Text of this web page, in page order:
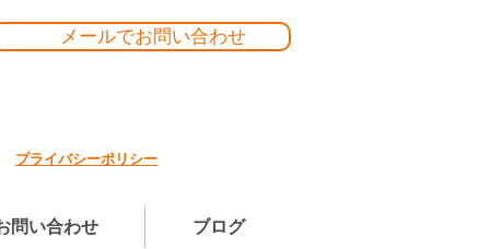
メールでお問い合わせ
プライバシーポリシー
問い合わせ ブログ